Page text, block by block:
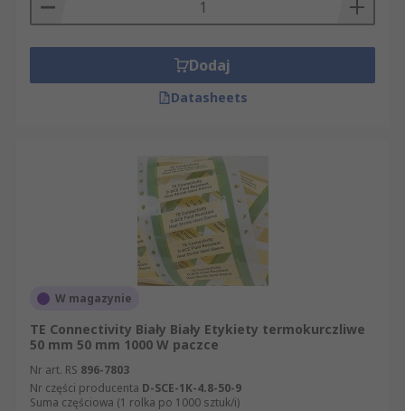
Dodaj
Datasheets
W magazynie
TE Connectivity Biały Biały Etykiety termokurczliwe
50 mm 50 mm 1000 W paczce
Nr art. RS 896-7803
Nr części producenta D-SCE-1K-4.8-50-9
Suma częściowa (1 rolka po 1000 sztuk/i)